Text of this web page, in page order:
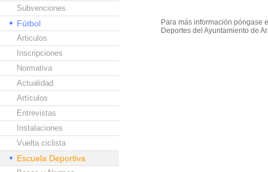
Subvenciones
Fútbol
Articulos
Inscripciones
Normativa
Actualidad
Artículos
Entrevistas
Instalaciones
Vuelta ciclista
Escuela Deportiva
Para más información póngase
Deportes del Ayuntamiento de